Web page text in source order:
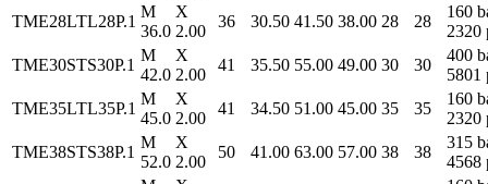
TME28LTL28P.1
M
36.0
X
2.00
36 30.50 41.50 38.00 28 28
160
2320
TME30STS30P.1
M
42.0
X
2.00
41 35.50 55.00 49.00 30 30
400
5801
TME35LTL35P.1
M
45.0
X
2.00
41 34.50 51.00 45.00 35 35
160
2320
TME38STS38P.1
M
52.0
X
2.00
50 41.00 63.00 57.00 38 38
315
4568